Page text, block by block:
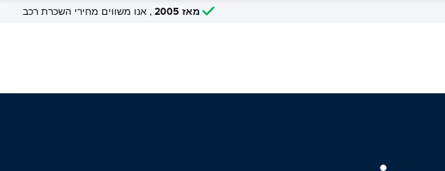
מאז 2005 , אנו משווים מחירי השכרת רכב